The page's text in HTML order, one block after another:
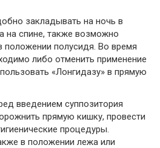
закладывать на ночь в
на спине, также возможно
положении полусидя. Во время
либо отменить применение
«Лонгидазу» в прямую
введением суппозитория
прямую кишку, провести
процедуры.
в положении лежа или